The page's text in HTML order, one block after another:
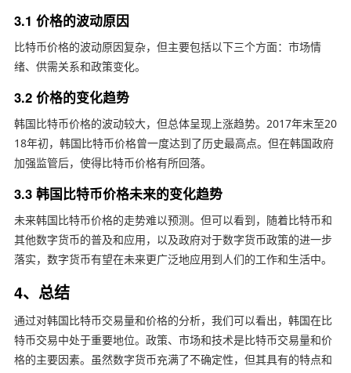
3.1 价格的波动原因
比特币价格的波动原因复杂，但主要包括以下三个方面：市场情
绪、供需关系和政策变化。
3.2 价格的变化趋势
韩国比特币价格的波动较大，但总体呈现上涨趋势。2017年末至20
18年初，韩国比特币价格曾一度达到了历史最高点。但在韩国政府
加强监管后，使得比特币价格有所回落。
3.3 韩国比特币价格未来的变化趋势
未来韩国比特币价格的走势难以预测。但可以看到，随着比特币和
其他数字货币的普及和应用，以及政府对于数字货币政策的进一步
落实，数字货币有望在未来更广泛地应用到人们的工作和生活中。
4、总结
通过对韩国比特币交易量和价格的分析，我们可以看出，韩国在比
特币交易中处于重要地位。政策、市场和技术是比特币交易量和价
格的主要因素。虽然数字货币充满了不确定性，但其具有的特点和